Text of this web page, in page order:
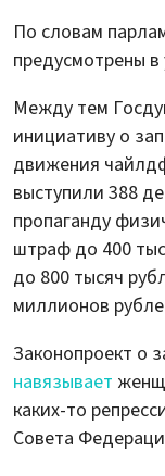
По словам
предусмотрены
Между тем
инициативу о
движения
выступили 388
пропаганду
штраф до 400
до 800 тысяч
миллионов
Законопроект о
навязывает
каких-то
Совета